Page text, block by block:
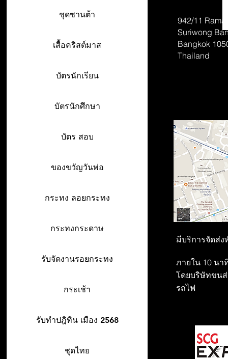
ชุดซานต้า
เสื้อคริสต์มาส
บัตรนักเรียน
บัตรนักศึกษา
บัตร สอบ
ของขวัญวันพ่อ
กระทง ลอยกระทง
กระทงกระดาษ
รับจัดงานรอยกระทง
กระเช้า
รับทำปฎิทิน เมือง 2568
ชุดไทย
942/11 Rama
Suriwong
Bangkok
Thailand
มีบริการจัดส่ง
ภายใน 10 นา
โดยบริษัทขน
รถไฟ